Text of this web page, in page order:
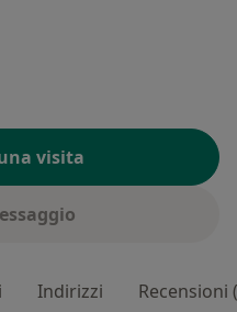
visita
Indirizzi Recensioni